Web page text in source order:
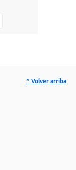
^ Volver arriba